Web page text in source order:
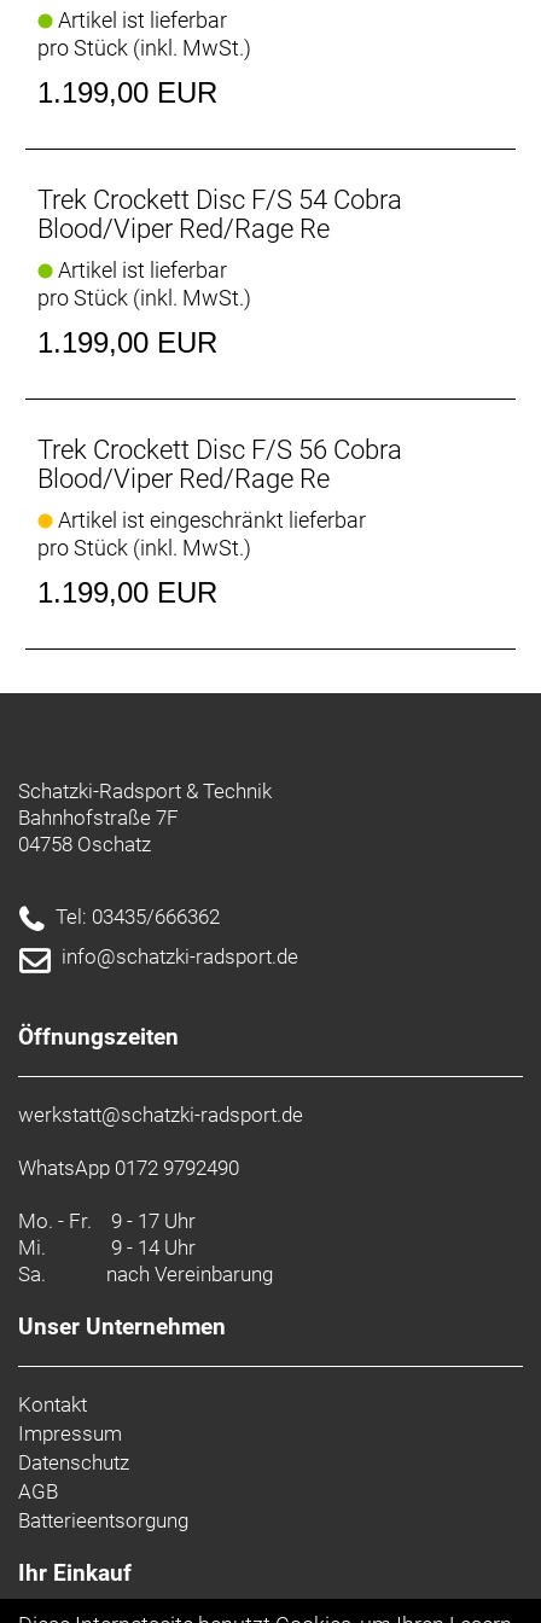
von Gravelpisten und Cyclocross-Strecken.
- Die interne Control Freak-Zugführung sorgt für
einen reibungslosen, geräuschlosen und sauberen
Zugverlauf.
aufzubauen.
Artikel ist lieferbar
pro Stück (inkl. MwSt.)
1.199,00 EUR
Trek Crockett Disc F/S 54 Cobra
Blood/Viper Red/Rage Re
Artikel ist lieferbar
pro Stück (inkl. MwSt.)
1.199,00 EUR
Trek Crockett Disc F/S 56 Cobra
Blood/Viper Red/Rage Re
Artikel ist eingeschränkt lieferbar
pro Stück (inkl. MwSt.)
1.199,00 EUR
Schatzki-Radsport & Technik
Bahnhofstraße 7F
04758 Oschatz
Tel: 03435/666362
info@schatzki-radsport.de
Öffnungszeiten
werkstatt@schatzki-radsport.de
WhatsApp 0172 9792490
Mo. - Fr. 9 - 17 Uhr
Mi.
9 - 14 Uhr
Sa.
nach Vereinbarung
Unser Unternehmen
Kontakt
Impressum
Datenschutz
AGB
Batterieentsorgung
Ihr Einkauf